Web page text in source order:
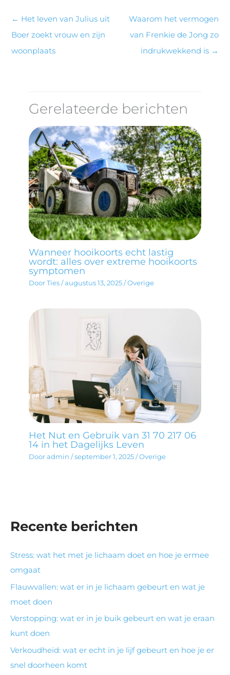
← Het leven van Julius uit
Boer zoekt vrouw en zijn
woonplaats
Waarom het vermogen
van Frenkie de Jong zo
indrukwekkend is →
Gerelateerde berichten
Wanneer hooikoorts echt lastig
wordt: alles over extreme hooikoorts
symptomen
DoorTies/augustus 13, 2025/Overige
Het Nut en Gebruik van 31 70 217 06
14 in het Dagelijks Leven
Dooradmin/september 1, 2025/Overige
Recente berichten
Stress: wat het met je lichaam doet en hoe je ermee
omgaat
Flauwvallen: wat er in je lichaam gebeurt en wat je
moet doen
Verstopping: wat er in je buik gebeurt en wat je eraan
kunt doen
Verkoudheid: wat er echt in je lijf gebeurt en hoe je er
snel doorheen komt